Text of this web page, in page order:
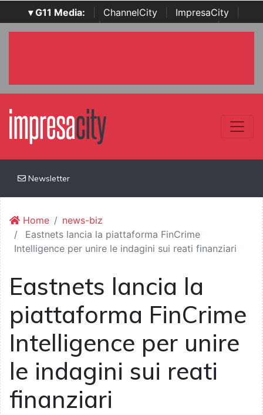
▾ G11 Media: ChannelCity ImpresaCity
SecurityOpenLab | Italian Channel Awards | Italian
Newsletter
Home
news-biz
Eastnets lancia la piattaforma FinCrime
Intelligence per unire le indagini sui reati finanziari
Eastnets lancia la
piattaforma FinCrime
Intelligence per unire
le indagini sui reati
finanziari